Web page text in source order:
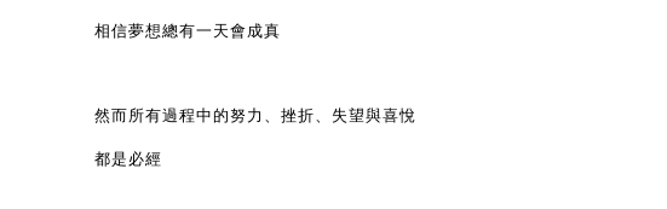
相信夢想總有⼀天會成真
然⽽所有過程中的努⼒ 、挫折、失望與喜悅
都是必經